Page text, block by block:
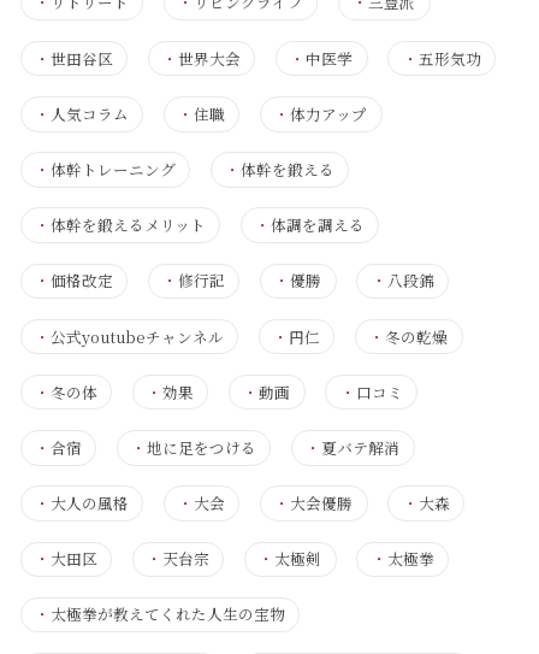
・ 世田谷区 ・世界大会 ・ 中医学 ・ 五形気功
・ 人気コラム ・住職 ・体力アップ
・ 体幹トレーニング ・体幹を鍛える
・ 体幹を鍛えるメリット ・体調を調える
・ 価格改定 ・修行記 ・優勝 ・ 八段錦
・ 公式youtubeチャンネル ・ 円仁 ・ 冬の乾燥
・ 冬の体 ・効果 ・動画 ・ 口コミ
・ 合宿 ・地に足をつける ・ 夏バテ解消
・ 大人の風格 ・ 大会 ・ 大会優勝 ・ 大森
・ 大田区 ・ 天台宗 ・ 太極剣 ・ 太極拳
・ 太極拳が教えてくれた人生の宝物